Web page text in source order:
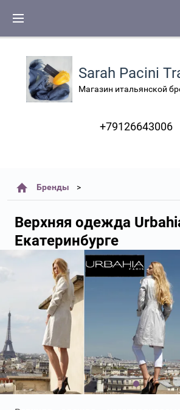
Sarah Pacini
Магазин итальянской
+79126643006
Бренды
Верхняя одежда
Екатеринбурге